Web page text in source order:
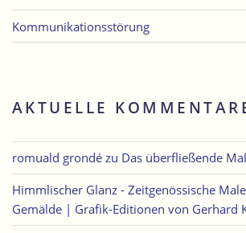
Kommunikationsstörung
AKTUELLE
romuald grondé zu Das überfließende
Himmlischer Glanz - Zeitgenössische
Gemälde | Grafik-Editionen von Gerhard